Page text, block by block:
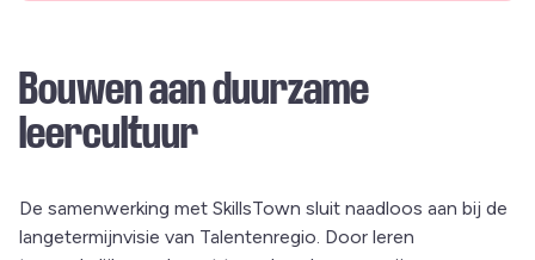
Bouwen aan duurzame
leercultuur
De samenwerking met SkillsTown sluit naadloos aan bij de
langetermijnvisie van Talentenregio. Door leren